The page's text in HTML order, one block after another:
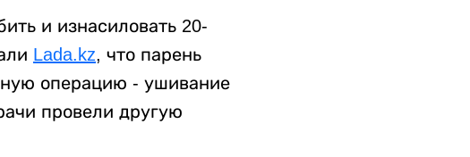
и изнасиловать 20-
Lada.kz, что парень
операцию - ушивание
провели другую